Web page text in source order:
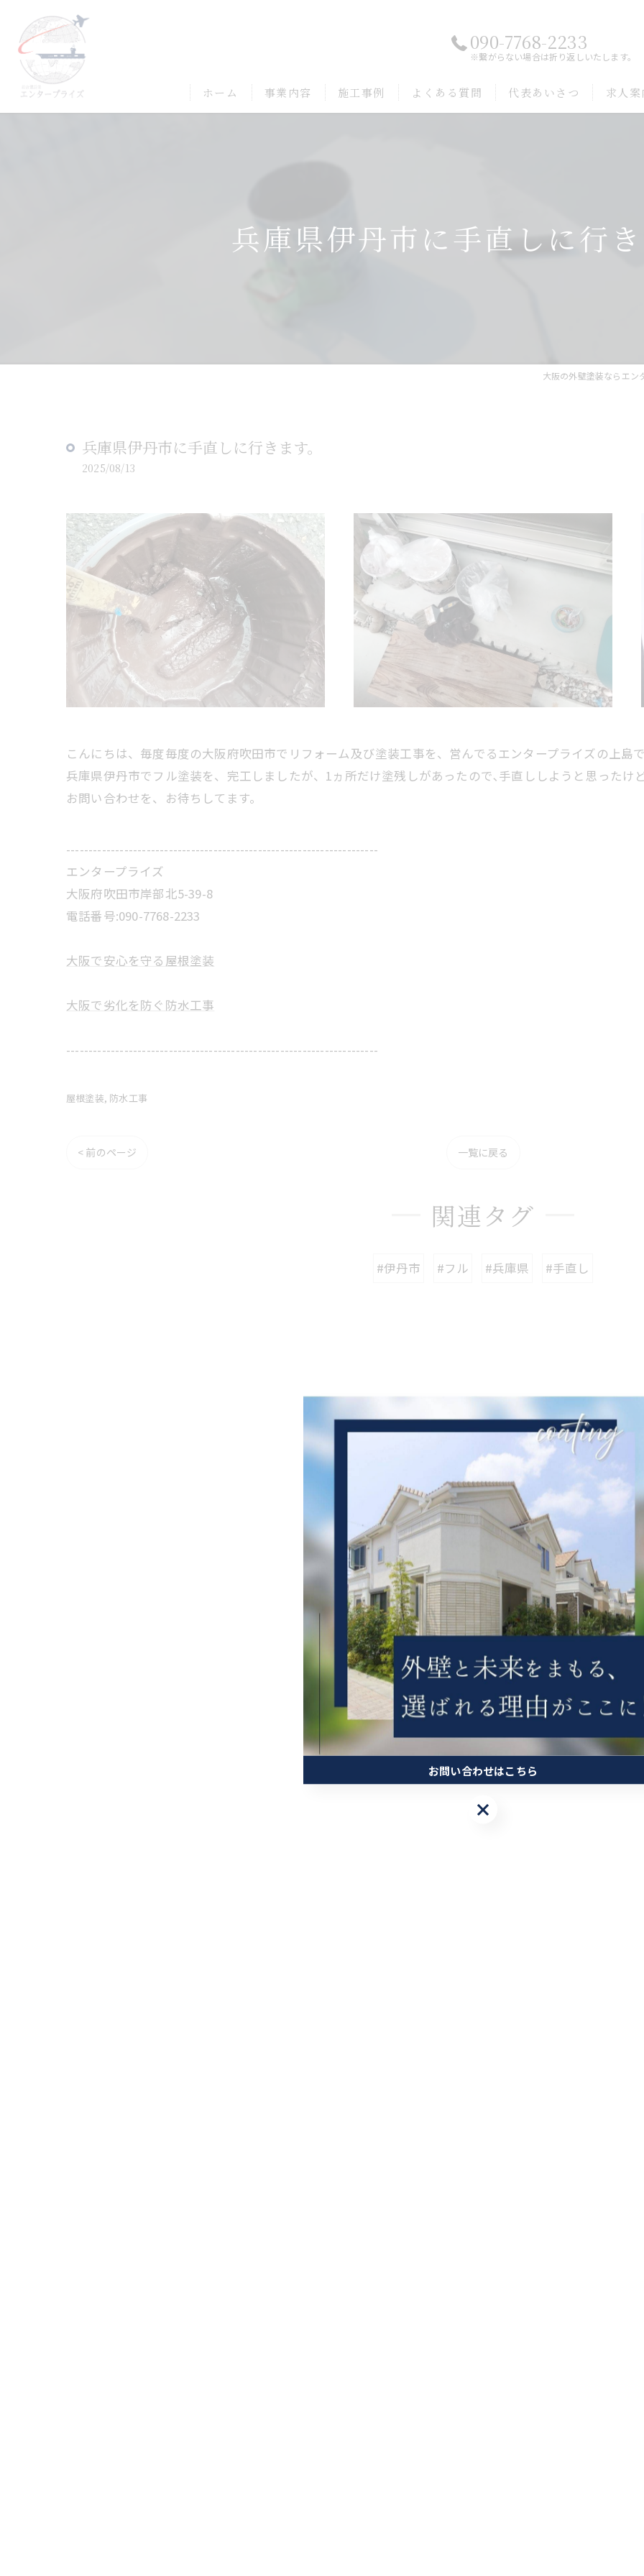
090-7768-2233
※繋がらない場合は折り返しいたします。
ホーム 事業内容 施工事例 よくある質問 代表あいさつ 求人案
兵庫県伊丹市に手直しに行き
大阪の外壁塗装ならエン
兵庫県伊丹市に手直しに行きます。
2025/08/13
こんにちは、毎度毎度の大阪府吹田市でリフォーム及び塗装工事を、営んでるエンタープライズの上島で
兵庫県伊丹市でフル塗装を、完工しましたが、1ヵ所だけ塗残しがあったので､手直ししようと思ったけ
お問い合わせを、お待ちしてます。
----------------------------------------------------------------------
エンタープライズ
大阪府吹田市岸部北5-39-8
電話番号:090-7768-2233
大阪で安心を守る屋根塗装
大阪で劣化を防ぐ防水工事
----------------------------------------------------------------------
屋根塗装 防水工事
< 前のページ 一覧に戻る
関連タグ
#伊丹市 #フル #兵庫県 #手直し
お問い合わせはこちら
お問い合わせはこちら